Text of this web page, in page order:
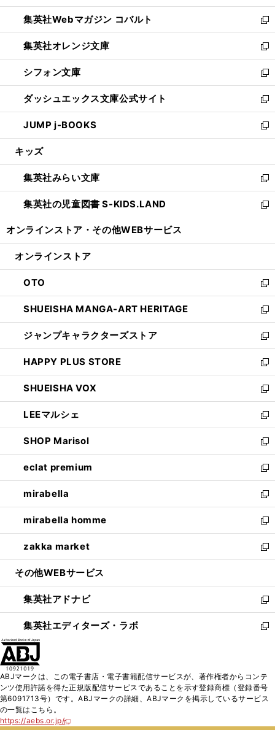
開
く
ウ
で
開
く
ン
ド
ウ
で
開
く
ウ
ィ
ン
ド
ウ
で
開
く
集英社Webマガジン コバルト
新
し
い
ウ
ィ
ン
ド
ウ
で
開
集英社オレンジ文庫
新
し
い
ウ
ィ
ン
ド
ウ
開
く
シフォン文庫
新
し
い
ウ
ィ
ン
ウ
で
開
く
ダッシュエックス文庫公式サイト
新
し
い
ウ
ン
ド
ウ
で
JUMP j-BOOKS
新
し
ウ
ィ
ン
ド
開
キッズ
集英社みらい文庫
新
し
い
ン
ウ
で
開
く
集英社の児童図書 S-KIDS.LAND
新
ウ
ン
ド
ウ
で
開
く
オンラインストア・ その他WEBサービス
オンラインストア
OTO
新
し
い
ウ
ィ
ン
ド
ウ
で
開
く
SHUEISHA MANGA-ART HERITAGE
新
し
い
ウ
ィ
ン
ド
ウ
で
開
く
ジャンプキャラクターズストア
新
し
い
ウ
ィ
ン
ド
ウ
で
開
く
HAPPY PLUS STORE
新
し
い
ウ
ィ
ン
ド
ウ
で
開
く
SHUEISHA VOX
新
し
い
ウ
ィ
ン
ド
ウ
で
開
く
LEEマルシェ
新
し
い
ウ
ィ
ン
ド
ウ
で
開
く
SHOP Marisol
新
し
い
ウ
ィ
ン
ド
ウ
で
開
eclat premium
新
し
い
ウ
ィ
ン
ド
ウ
開
く
mirabella
新
し
い
ウ
ィ
ン
ウ
で
開
く
mirabella homme
新
し
い
ウ
ン
ド
ウ
で
zakka market
新
し
ウ
ィ
ン
ド
く
その他WEBサービス
集英社アドナビ
新
し
い
ド
ウ
で
集英社エディターズ・ラボ
新
ィ
ン
ABJマークは、この電子書店・電子書籍配信サービスが、著作権者からコンテ
ンツ使用許諾を得た正規版配信サービスであることを示す登録商標（登録番号
第6091713号）です。ABJマークの詳細、ABJマークを掲示しているサービス
の一覧はこちら。
https://aebs.or.jp/
新